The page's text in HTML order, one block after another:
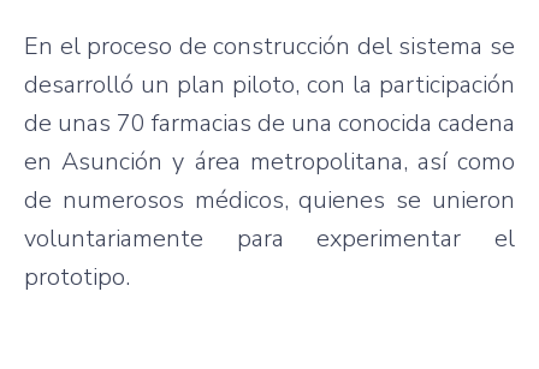
En el proceso de construcción del sistema se
desarrolló un plan piloto, con la participación
de unas 70 farmacias de una conocida cadena
en Asunción y área metropolitana, así como
de numerosos médicos, quienes se unieron
voluntariamente para experimentar el
prototipo.